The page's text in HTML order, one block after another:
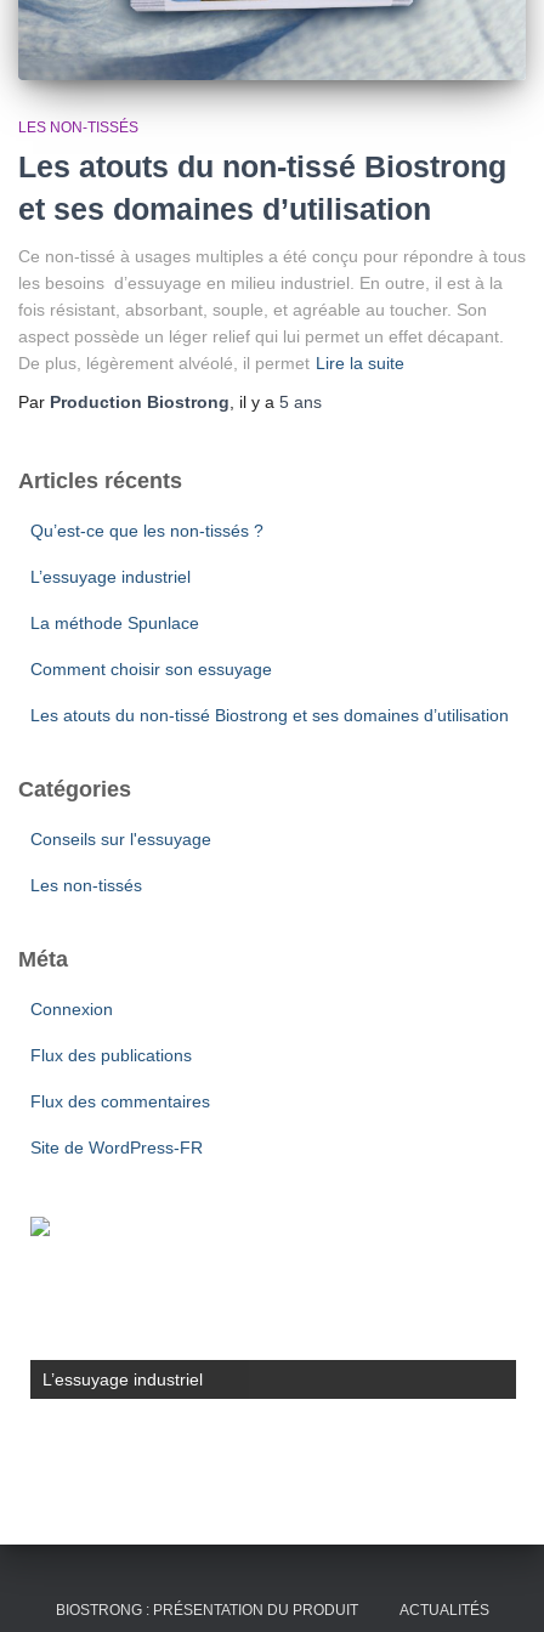
LES NON-TISSÉS
Les atouts du non-tissé Biostrong
et ses domaines d’utilisation
Ce non-tissé à usages multiples a été conçu pour répondre à tous
les besoins d’essuyage en milieu industriel. En outre, il est à la
fois résistant, absorbant, souple, et agréable au toucher. Son
aspect possède un léger relief qui lui permet un effet décapant.
De plus, légèrement alvéolé, il permet Lire la suite
Par Production Biostrong, il y a 5 ans
Articles récents
Qu’est-ce que les non-tissés ?
L’essuyage industriel
La méthode Spunlace
Comment choisir son essuyage
Les atouts du non-tissé Biostrong et ses domaines d’utilisation
Catégories
Conseils sur l'essuyage
Les non-tissés
Méta
Connexion
Flux des publications
Flux des commentaires
Site de WordPress-FR
L’essuyage industriel
BIOSTRONG : PRÉSENTATION DU PRODUIT ACTUALITÉS